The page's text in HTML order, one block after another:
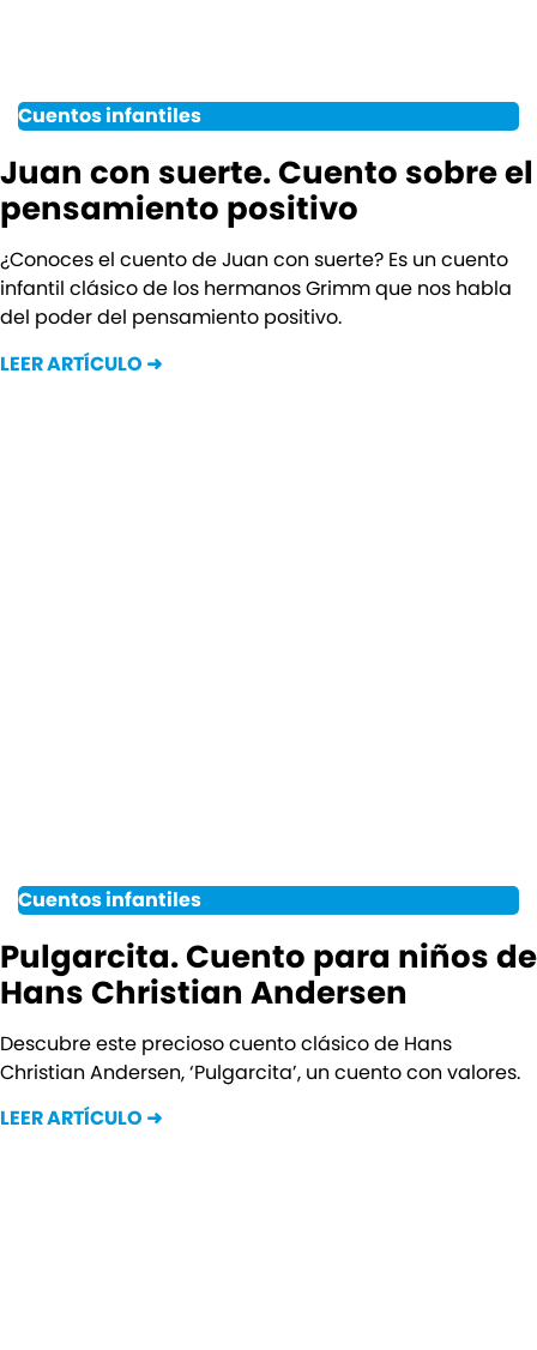
Cuentos infantiles
Juan con suerte. Cuento sobre el
pensamiento positivo
¿Conoces el cuento de Juan con suerte? Es un cuento
infantil clásico de los hermanos Grimm que nos habla
del poder del pensamiento positivo.
LEER ARTÍCULO ➜
Cuentos infantiles
Pulgarcita. Cuento para niños de
Hans Christian Andersen
Descubre este precioso cuento clásico de Hans
Christian Andersen, ‘Pulgarcita’, un cuento con valores.
LEER ARTÍCULO ➜